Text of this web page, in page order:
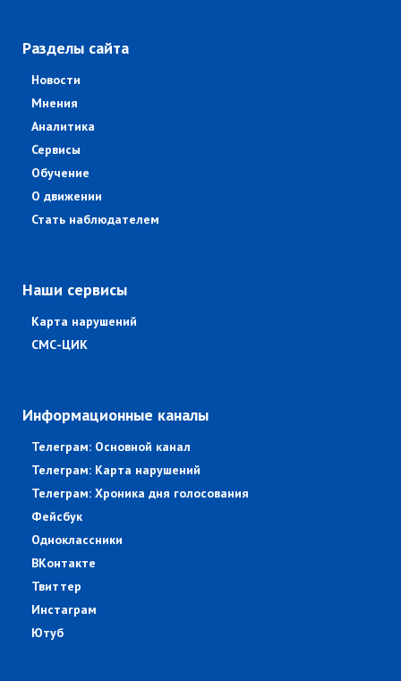
Разделы сайта
Новости
Мнения
Аналитика
Сервисы
Обучение
О движении
Стать наблюдателем
Наши сервисы
Карта нарушений
СМС-ЦИК
Информационные каналы
Телеграм: Основной канал
Телеграм: Карта нарушений
Телеграм: Хроника дня голосования
Фейсбук
Одноклассники
ВКонтакте
Твиттер
Инстаграм
Ютуб